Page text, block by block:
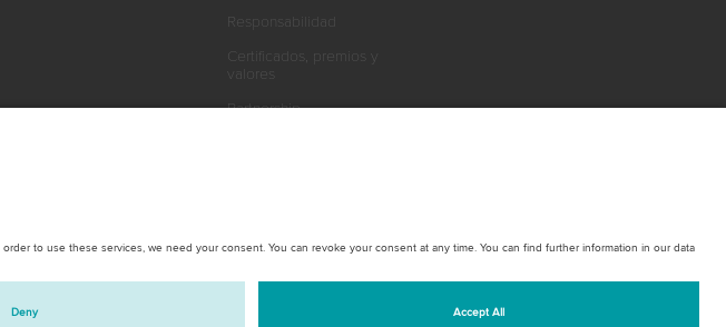
Responsabilidad
Certificados, premios y
valores
Partnership
Patrocinio